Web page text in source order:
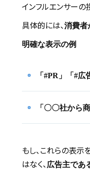
インフルエンサーの
具体的には、消費者
明確な表示の例
「#PR」「#広
「〇〇社から
もし、これらの表示
はなく、広告主であ